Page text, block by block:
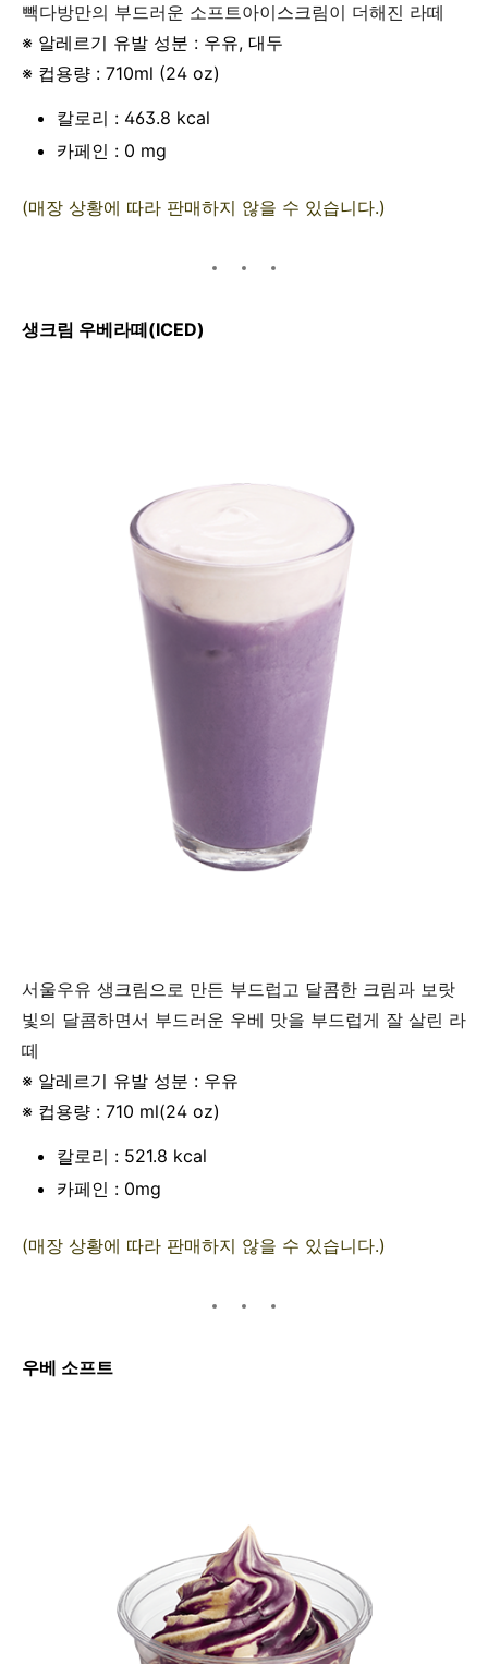
빽다방만의 부드러운 소프트아이스크림이 더해진 라떼
※ 알레르기 유발 성분 : 우유, 대두
※ 컵용량 : 710ml (24 oz)
칼로리 : 463.8 kcal
카페인 : 0 mg
(매장 상황에 따라 판매하지 않을 수 있습니다.)
생크림 우베라떼(ICED)
서울우유 생크림으로 만든 부드럽고 달콤한 크림과 보랏
빛의 달콤하면서 부드러운 우베 맛을 부드럽게 잘 살린 라
떼
※ 알레르기 유발 성분 : 우유
※ 컵용량 : 710 ml(24 oz)
칼로리 : 521.8 kcal
카페인 : 0mg
(매장 상황에 따라 판매하지 않을 수 있습니다.)
우베 소프트